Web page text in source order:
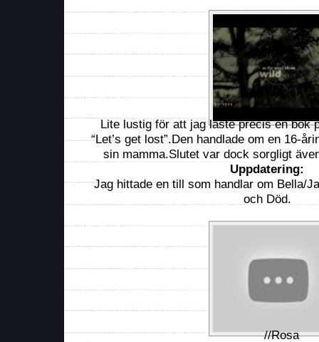
Lite lustig för att jag läste precis en bok
“Let’s get lost”.Den handlade om en 16-
sin mamma.Slutet var dock sorgligt
Uppdatering:
Jag hittade en till som handlar om Bella/
och Död.
//Rosa